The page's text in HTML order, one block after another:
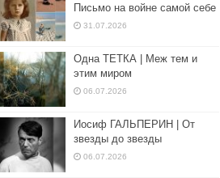
Письмо на войне самой себе
31.07.2026
Одна ТЕТКА | Меж тем и
этим миром
06.07.2026
Иосиф ГАЛЬПЕРИН | От
звезды до звезды
06.07.2026